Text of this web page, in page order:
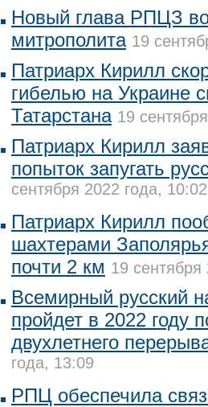
Новый глава РПЦЗ
митрополита 19
Патриарх Кирилл
гибелью на Украине
Татарстана 19
Патриарх Кирилл
попыток запугать
сентября 2022 года, 10:02
Патриарх Кирилл
шахтерами
почти 2 км 19
Всемирный русский
пройдет в 2022 году
двухлетнего
года, 13:09
РПЦ обеспечила